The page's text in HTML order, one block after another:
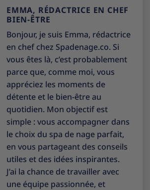
EMMA, RÉDACTRICE EN CHEF
BIEN-ÊTRE
Bonjour, je suis Emma, rédactrice
en chef chez Spadenage.co. Si
vous êtes là, c’est probablement
parce que, comme moi, vous
appréciez les moments de
détente et le bien-être au
quotidien. Mon objectif est
simple : vous accompagner dans
le choix du spa de nage parfait,
en vous partageant des conseils
utiles et des idées inspirantes.
J’ai la chance de travailler avec
une équipe passionnée, et